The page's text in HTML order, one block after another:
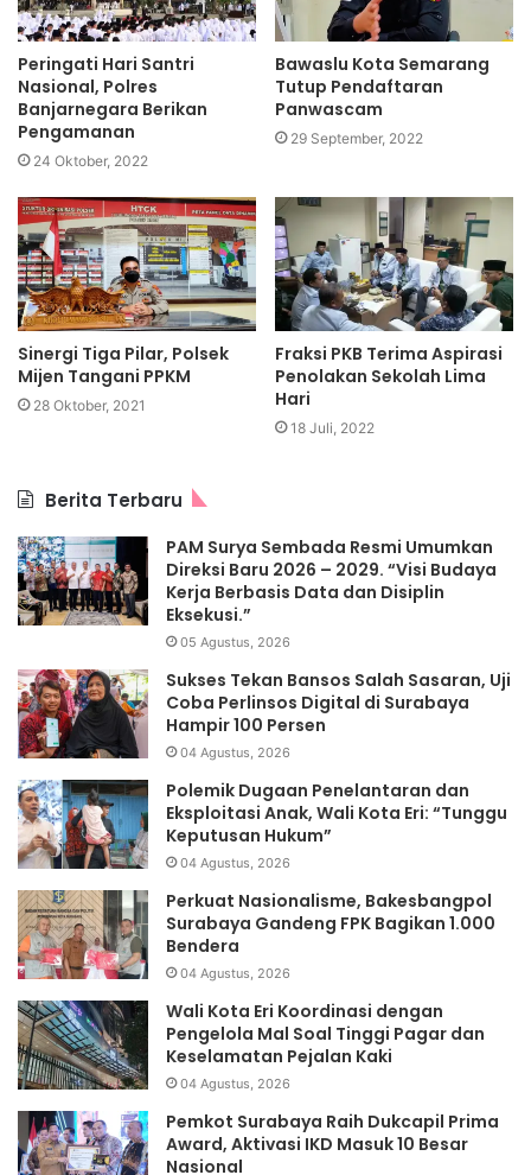
Peringati Hari Santri
Nasional, Polres
Banjarnegara Berikan
Pengamanan
24 Oktober, 2022
Bawaslu Kota Semarang
Tutup Pendaftaran
Panwascam
29 September, 2022
Sinergi Tiga Pilar, Polsek
Mijen Tangani PPKM
28 Oktober, 2021
Fraksi PKB Terima Aspirasi
Penolakan Sekolah Lima
Hari
18 Juli, 2022
Berita Terbaru
PAM Surya Sembada Resmi Umumkan
Direksi Baru 2026 – 2029. “Visi Budaya
Kerja Berbasis Data dan Disiplin
Eksekusi.”
05 Agustus, 2026
Sukses Tekan Bansos Salah Sasaran, Uji
Coba Perlinsos Digital di Surabaya
Hampir 100 Persen
04 Agustus, 2026
Polemik Dugaan Penelantaran dan
Eksploitasi Anak, Wali Kota Eri: “Tunggu
Keputusan Hukum”
04 Agustus, 2026
Perkuat Nasionalisme, Bakesbangpol
Surabaya Gandeng FPK Bagikan 1.000
Bendera
04 Agustus, 2026
Wali Kota Eri Koordinasi dengan
Pengelola Mal Soal Tinggi Pagar dan
Keselamatan Pejalan Kaki
04 Agustus, 2026
Pemkot Surabaya Raih Dukcapil Prima
Award, Aktivasi IKD Masuk 10 Besar
Nasional